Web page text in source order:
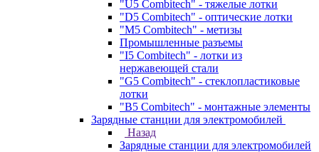
"U5 Combitech" - тяжелые лотки
"D5 Combitech" - оптические лотки
"M5 Combitech" - метизы
Промышленные разъемы
"I5 Combitech" - лотки из
нержавеющей стали
"G5 Combitech" - стеклопластиковые
лотки
"B5 Combitech" - монтажные элементы
Зарядные станции для электромобилей
Назад
Зарядные станции для электромобилей